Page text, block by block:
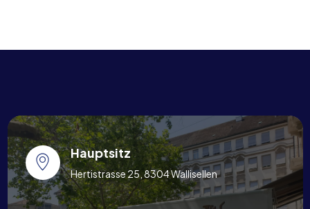
Hauptsitz
Hertistrasse 25, 8304 Wallisellen